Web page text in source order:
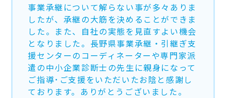
事業承継について解らない事が多々ありま
したが、承継の大筋を決めることができま
した。また、自社の実態を見直すよい機会
となりました。長野県事業承継・引継ぎ支
援センターのコーディネーターや専門家派
遣の中小企業診断士の先生に親身になって
ご指導･ご支援をいただいたお陰と感謝し
ております。ありがとうございました。